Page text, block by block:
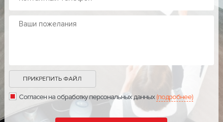
ПРИКРЕПИТЬ ФАЙЛ
Согласен на обработку персональных данных(подробнее)